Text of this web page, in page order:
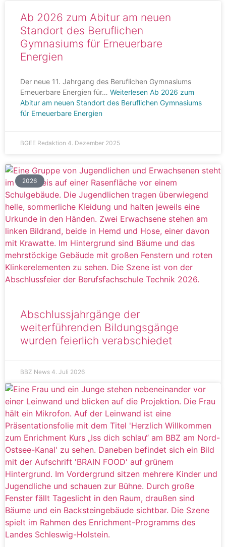
Ab 2026 zum Abitur am neuen
Standort des Beruflichen
Gymnasiums für Erneuerbare
Energien
Der neue 11. Jahrgang des Beruflichen Gymnasiums
Erneuerbare Energien für… Weiterlesen Ab 2026 zum
Abitur am neuen Standort des Beruflichen Gymnasiums
für Erneuerbare Energien
BGEE Redaktion 4. Dezember 2025
2026
Abschlussjahrgänge der
weiterführenden Bildungsgänge
wurden feierlich verabschiedet
BBZ News 4. Juli 2026